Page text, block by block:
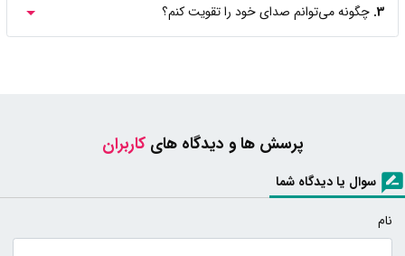
3. چگونه می‌توانم صدای خود را تقویت کنم؟
پرسش ها و دیدگاه هایکاربران
سوال یا دیدگاه شما
نام